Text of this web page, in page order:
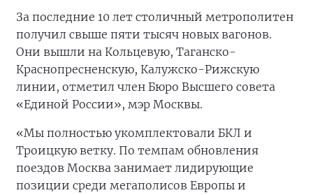
За последние 10 лет столичный метрополитен
получил свыше пяти тысяч новых вагонов.
Они вышли на Кольцевую, Таганско-
Краснопресненскую, Калужско-Рижскую
линии, отметил член Бюро Высшего совета
«Единой России», мэр Москвы.
«Мы полностью укомплектовали БКЛ и
Троицкую ветку. По темпам обновления
поездов Москва занимает лидирующие
позиции среди мегаполисов Европы и